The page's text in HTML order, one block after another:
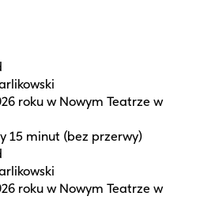
roku w Nowym Teatrze w
15 minut (bez przerwy)
roku w Nowym Teatrze w